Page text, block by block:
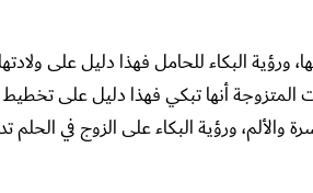
البكاء للحامل فهذا دليل على
أنها تبكي فهذا دليل على تخطيط
والألم، ورؤية البكاء على الزوج في